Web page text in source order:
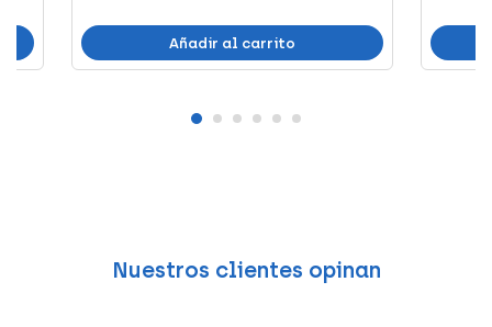
Añadir al carrito
Nuestros clientes opinan